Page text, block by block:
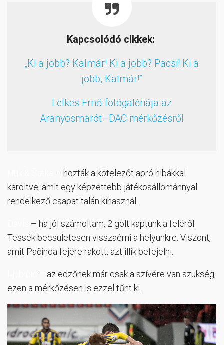
Kapcsolódó cikkek:
„Ki a jobb? Kalmár! Ki a jobb? Pacsi! Ki a
jobb, Kalmár!”
Lelkes Ernő fotógalériája az
Aranyosmarót–DAC mérkőzésről
– hozták a kötelezőt apró hibákkal
karöltve, amit egy képzettebb játékosállománnyal
rendelkező csapat talán kihasznál.
– ha jól számoltam, 2 gólt kaptunk a feléről.
Tessék becsületesen visszaérni a helyünkre. Viszont,
amit Pačinda fejére rakott, azt illik befejelni.
– az edzőnek már csak a szívére van szükség,
ezen a mérkőzésen is ezzel tűnt ki.